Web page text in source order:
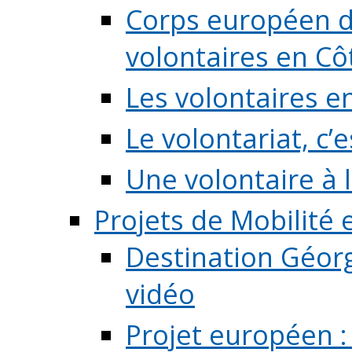
Corps européen
volontaires en
Les volontaires
Le volontariat,
Une volontaire à
Projets de Mobilité
Destination
vidéo
Projet européen